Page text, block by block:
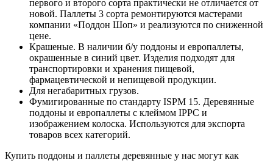
первого и второго сорта практически не отличается от
новой. Паллеты 3 сорта ремонтируются мастерами
компании «Поддон Шоп» и реализуются по сниженной
цене.
Крашеные. В наличии б/у поддоны и европаллеты,
окрашенные в синий цвет. Изделия подходят для
транспортировки и хранения пищевой,
фармацевтической и непищевой продукции.
Для негабаритных грузов.
Фумигированные по стандарту ISPM 15. Деревянные
поддоны и европаллеты с клеймом IPPC и
изображением колоска. Используются для экспорта
товаров всех категорий.
Купить поддоны и паллеты деревянные у нас могут как